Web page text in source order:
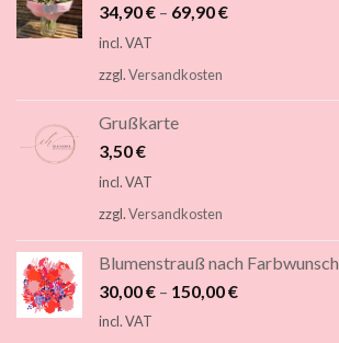
34,90€ – 69,90€
incl. VAT
zzgl.Versandkosten
Grußkarte
3,50€
incl. VAT
zzgl.Versandkosten
Blumenstrauß nach Farbwunsch
30,00€ – 150,00€
incl. VAT